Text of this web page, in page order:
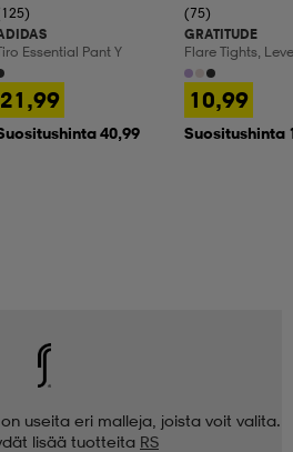
Essential Pant Y
21,99
40,99
(75)
GRATITUDE
Flare Tights,
Treenitrikoot,
10,99
Suositushinta
useita eri malleja, joista voit valita.
lisää tuotteita RS